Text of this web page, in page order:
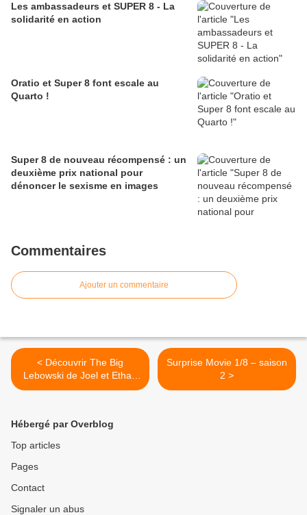
Les ambassadeurs et SUPER 8 - La
solidarité en action
Oratio et Super 8 font escale au
Quarto !
Super 8 de nouveau récompensé : un
deuxième prix national pour
dénoncer le sexisme en images
Commentaires
Ajouter un commentaire
< Découvrir The Big
Lebowski de Joel et Ethan
Coen
Surprise Movie 1/8 – saison
2 >
Hébergé par Overblog
Top articles
Pages
Contact
Signaler un abus